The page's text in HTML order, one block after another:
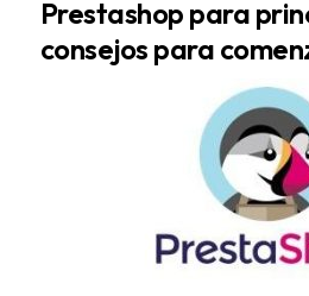
Prestashop para
consejos para